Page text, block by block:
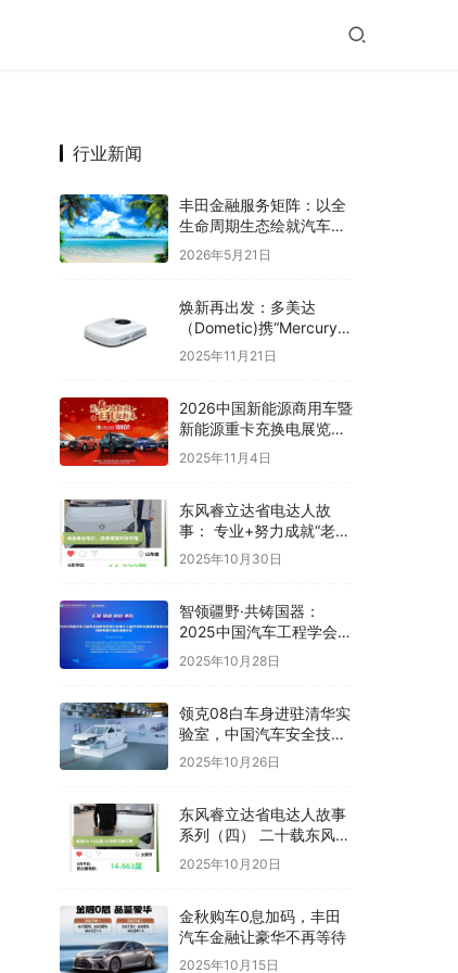
行业新闻
丰田金融服务矩阵：以全
生命周期生态绘就汽车消
费多元化新蓝图
2026年5月21日
焕新再出发：多美达
（Dometic)携“Mercury美
睿”，重启中国卡车驻车空
调新篇章
2025年11月21日
2026中国新能源商用车暨
新能源重卡充换电展览
会，引领绿色运输革命
2025年11月4日
东风睿立达省电达人故
事： 专业+努力成就“老江
湖”肖鹏
2025年10月30日
智领疆野·共铸国器：
2025中国汽车工程学会越
野车技术分会第十七届学
术年会暨特种车辆大会开
2025年10月28日
领克08白车身进驻清华实
验室，中国汽车安全技术
领跑全球
2025年10月26日
东风睿立达省电达人故事
系列（四） 二十载东风
“老朋友”杨战伟
2025年10月20日
金秋购车0息加码，丰田
汽车金融让豪华不再等待
2025年10月15日